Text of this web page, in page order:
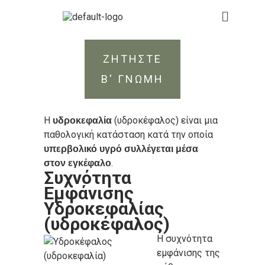
ΖΗΤΗΣΤΕ
Β' ΓΝΩΜΗ
Η υδροκεφαλία (υδροκέφαλος) είναι μια
παθολογική κατάσταση κατά την οποία
υπερβολικό υγρό συλλέγεται μέσα
στον εγκέφαλο.
Συχνότητα
Εμφάνισης
Υδροκεφαλίας
(υδροκέφαλος)
Η συχνότητα
εμφάνισης της